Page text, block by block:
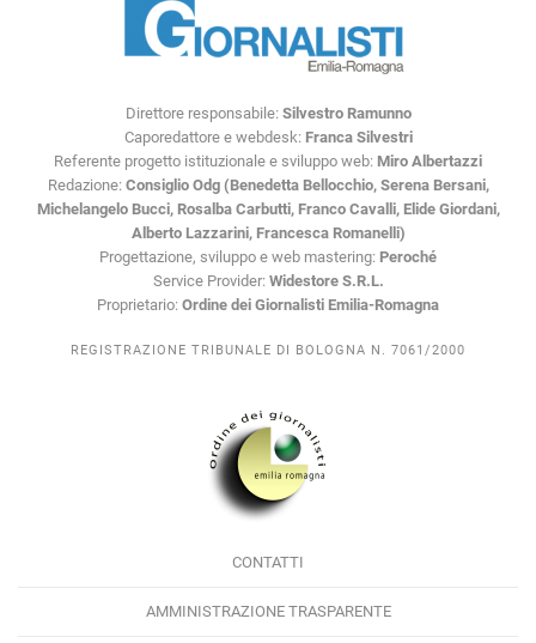
Direttore responsabile: Silvestro Ramunno
Caporedattore e webdesk: Franca Silvestri
Referente progetto istituzionale e sviluppo web: Miro Albertazzi
Redazione: Consiglio Odg (Benedetta Bellocchio, Serena Bersani,
Michelangelo Bucci, Rosalba Carbutti, Franco Cavalli, Elide Giordani,
Alberto Lazzarini, Francesca Romanelli)
Progettazione, sviluppo e web mastering: Peroché
Service Provider: Widestore S.R.L.
Proprietario: Ordine dei Giornalisti Emilia-Romagna
REGISTRAZIONE TRIBUNALE DI BOLOGNA N. 7061/2000
CONTATTI
AMMINISTRAZIONE TRASPARENTE